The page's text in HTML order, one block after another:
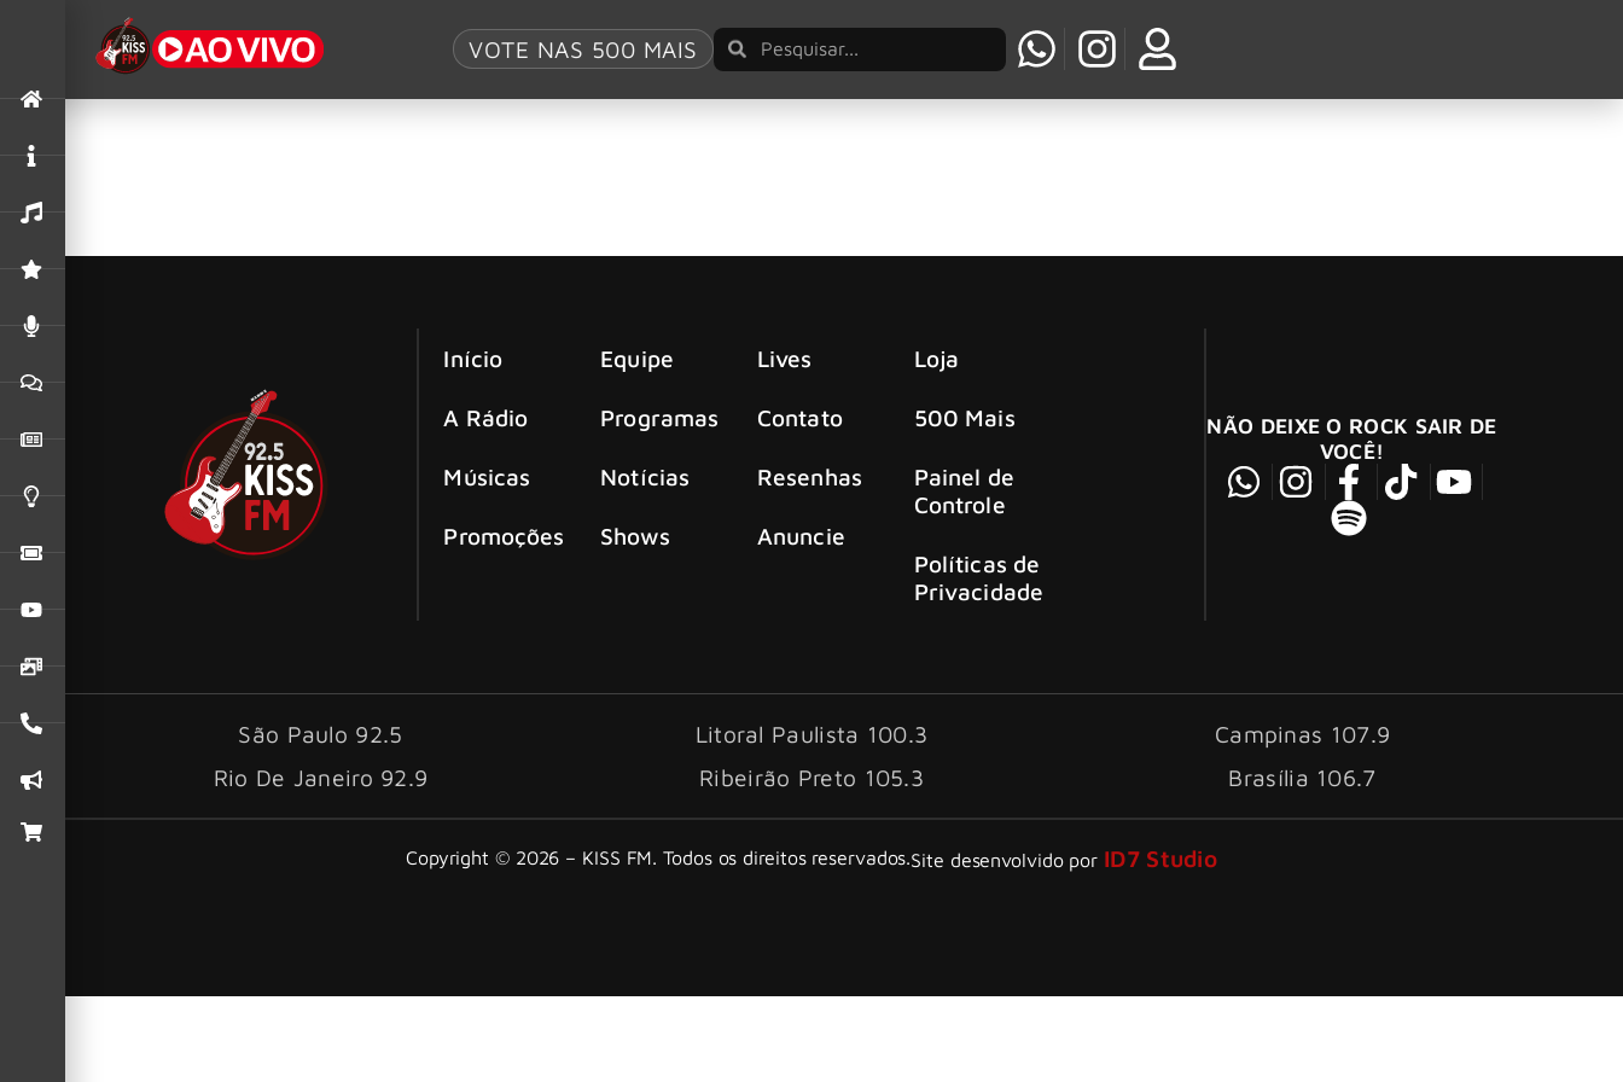
VOTE NAS 500 MAIS
Tag:Chris Dreja
Início
A Rádio
Músicas
Promoções
Equipe
Programas
Notícias
Shows
Lives
Contato
Resenhas
Anuncie
Loja
500 Mais
Painel de
Controle
Políticas de
Privacidade
NÃO DEIXE O ROCK SAIR DE
VOCÊ!
São Paulo 92.5 Litoral Paulista 100.3
Campinas 107.9
Rio De Janeiro 92.9
Ribeirão Preto 105.3 Brasília 106.7
Copyright © 2026 – KISS FM. Todos os direitos reservados.Site desenvolvido por ID7 Studio